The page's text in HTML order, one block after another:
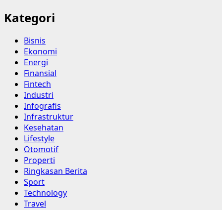
Kategori
Bisnis
Ekonomi
Energi
Finansial
Fintech
Industri
Infografis
Infrastruktur
Kesehatan
Lifestyle
Otomotif
Properti
Ringkasan Berita
Sport
Technology
Travel